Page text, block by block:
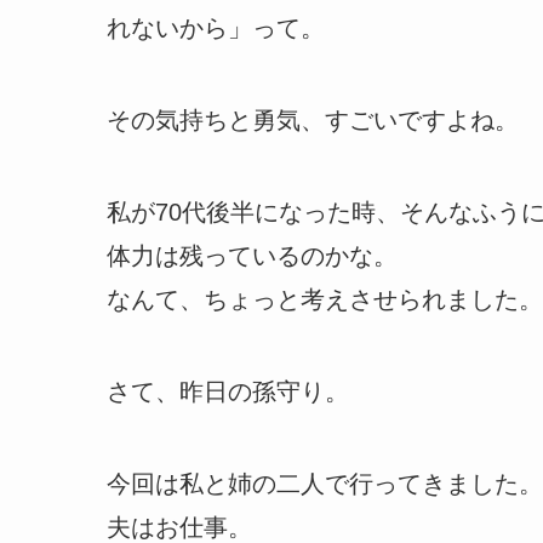
れないから」って。
その気持ちと勇気、すごいですよね。
私が70代後半になった時、そんなふう
体力は残っているのかな。
なんて、ちょっと考えさせられました。
さて、昨日の孫守り。
今回は私と姉の二人で行ってきました。
夫はお仕事。